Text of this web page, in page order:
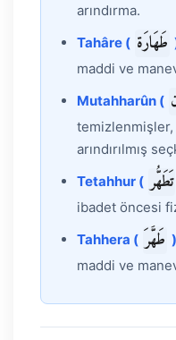
arındırma.
Tahâre ( طَهَارَة
maddi ve
Mutahharûn (
arındırılmış
Tetahhur ( تَطَهُّر
ibadet öncesi
Tahhera ( طَهَّرَ )
maddi ve